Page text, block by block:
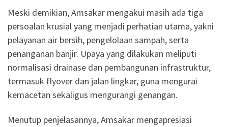
Meski demikian, Amsakar mengakui masih ada tiga
persoalan krusial yang menjadi perhatian utama, yakni
pelayanan air bersih, pengelolaan sampah, serta
penanganan banjir. Upaya yang dilakukan meliputi
normalisasi drainase dan pembangunan infrastruktur,
termasuk flyover dan jalan lingkar, guna mengurai
kemacetan sekaligus mengurangi genangan.
Menutup penjelasannya, Amsakar mengapresiasi